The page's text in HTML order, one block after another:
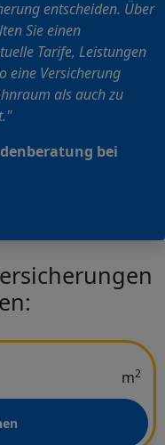
entscheiden. Über
Sie einen
Tarife, Leistungen
eine Versicherung
als auch zu
bei
m2